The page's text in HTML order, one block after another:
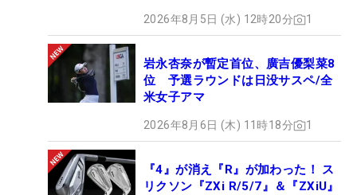
2026年8月5日 (水) 12時20分 1
岩永杏奈が暫定首位、廣吉優梨菜8
位 予選ラウンドは日没サスペ/全
米女子アマ
2026年8月6日 (木) 11時18分 1
『4』が消え『R』が加わった！ ス
リクソン『ZXi R/5/7』＆『ZXiU』